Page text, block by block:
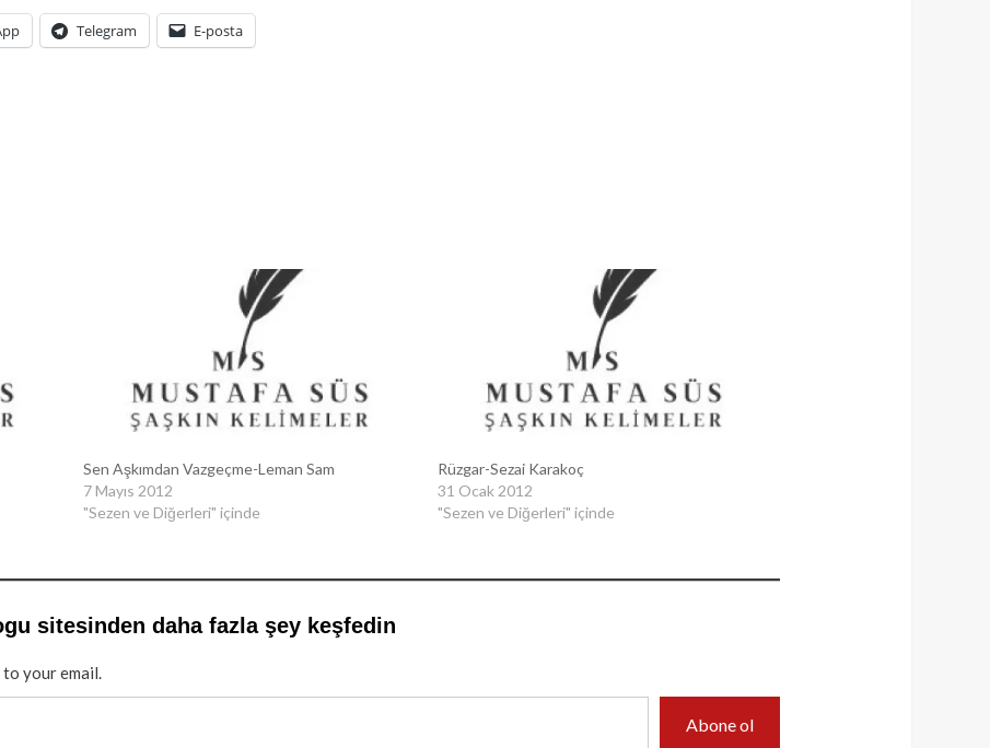
Telegram E-posta
Sen Aşkımdan Vazgeçme-Leman Sam
7 Mayıs 2012
"Sezen ve Diğerleri" içinde
Rüzgar-Sezai Karakoç
31 Ocak 2012
"Sezen ve Diğerleri" içinde
sitesinden daha fazla şey keşfedin
your email.
Abone ol